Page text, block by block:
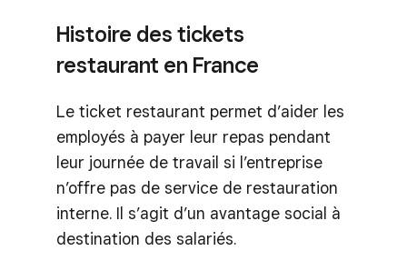
Histoire des tickets
restaurant en France
Le ticket restaurant permet d’aider les
employés à payer leur repas pendant
leur journée de travail si l’entreprise
n’offre pas de service de restauration
interne. Il s’agit d’un avantage social à
destination des salariés.